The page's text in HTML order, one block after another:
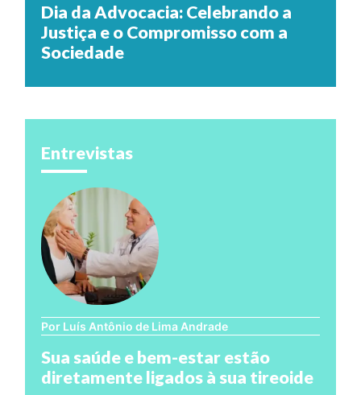
Dia da Advocacia: Celebrando a
Justiça e o Compromisso com a
Sociedade
Entrevistas
Por Luís Antônio de Lima Andrade
Sua saúde e bem-estar estão
diretamente ligados à sua tireoide